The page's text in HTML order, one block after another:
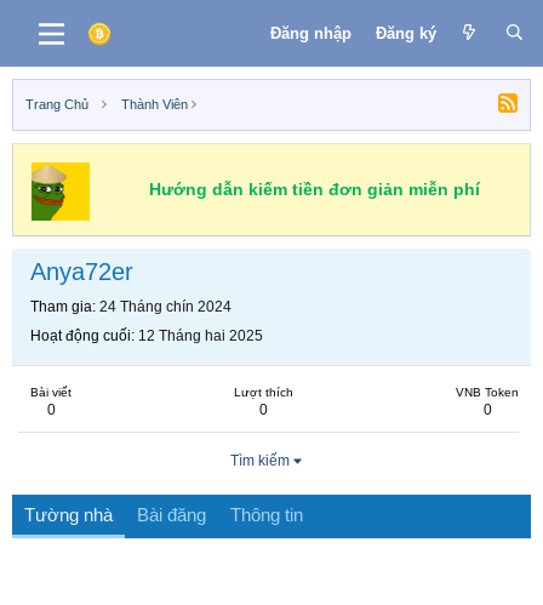
Đăng nhập Đăng ký
Trang Chủ Thành Viên
Hướng dẫn kiếm tiền đơn giản miễn phí
Anya72er
Tham gia 24 Tháng chín 2024
Hoạt động cuối 12 Tháng hai 2025
Bài viết
0
Lượt thích
0
VNB Token
0
Tìm kiếm
Tường nhà Bài đăng Thông tin